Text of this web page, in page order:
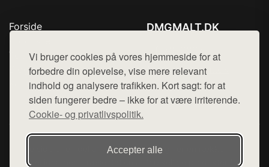
Vi bruger cookies på vores hjemmeside for at
forbedre din oplevelse, vise mere relevant
indhold og analysere trafikken. Kort sagt: for at
siden fungerer bedre – ikke for at være irriterende.
Cookie- og privatlivspolitik.
Accepter alle
Forside
Top Rabatter
Blog
Kontakt
DMGMALT.DK
Mail: hej@want.dk
Cookie- og privatlivspolitik
Denne side er en del af want.dk, der udgiver en række
hjemmesider med præsentation af forskellige produkter fra